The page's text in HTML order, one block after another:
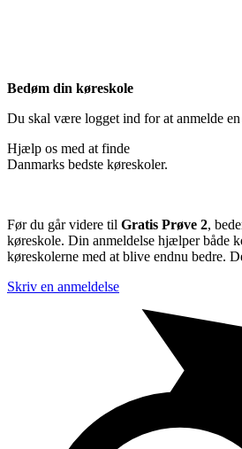
Bedøm din køreskole
Du skal være logget ind for at anmelde
Hjælp os med at finde
Danmarks bedste køreskoler.
Før du går videre til Gratis Prøve 2,
køreskole. Din anmeldelse hjælper både
køreskolerne med at blive endnu bedre.
Skriv en anmeldelse